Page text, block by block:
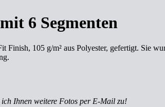
6 Segmenten
105 g/m² aus Polyester, gefertigt. Sie
Ihnen weitere Fotos per E-Mail zu!